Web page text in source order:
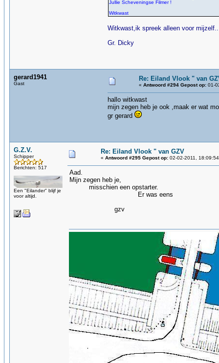
Jullie Scheveningse Filmer !
Witkwast
Witkwast,ik spreek alleen voor
Gr. Dicky
gerard1941
Gast
Re: Eiland Vlook " van
« Antwoord #294 Gepost op: 01-
hallo witkwast
mijn zegen heb je ook ,maak er wat
gr gerard
G.Z.V.
Schipper
Berichten: 517
Een "Eilander" blijf je
voor altijd.
Re: Eiland Vlook " van GZV
« Antwoord #295 Gepost op: 02-02-2011,
Aad.
Mijn zegen heb je,
misschien een opstarter.
Er was eens
gzv